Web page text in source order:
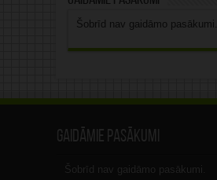
Šobrīd nav gaidāmo pasākumi.
Gaidāmie pasākumi
Šobrīd nav gaidāmo pasākumi.